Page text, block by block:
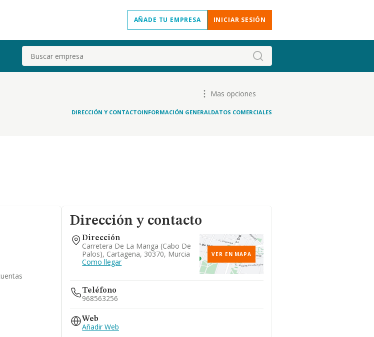
AÑADE TU EMPRESA INICIAR SESIÓN
Buscar
Mas opciones
DIRECCIÓN Y CONTACTOINFORMACIÓN GENERALDATOS COMERCIALES
Dirección y contacto
Dirección
Carretera De La Manga (cabo De
Palos), Cartagena, 30370, Murcia
Como llegar
VER EN MAPA
Teléfono
968563256
Web
Añadir Web